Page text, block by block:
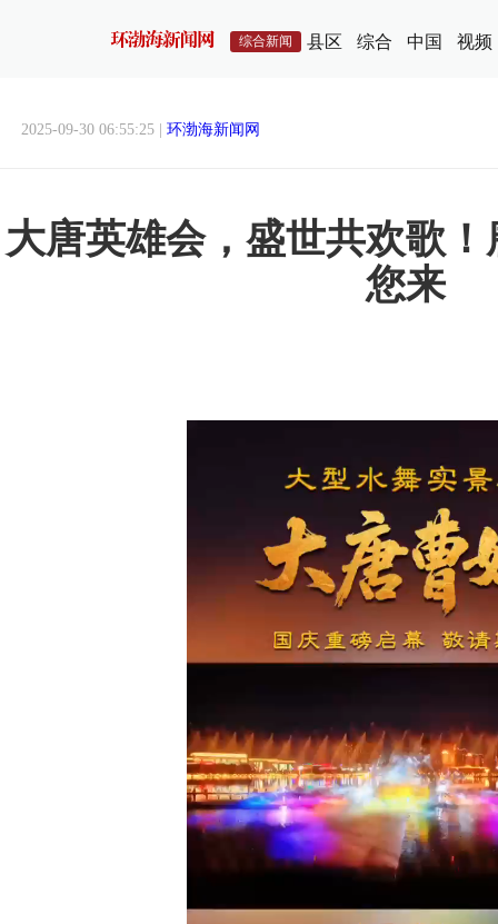
综合新闻 县区 综合 中国 视频
2025-09-30 06:55:25 | 环渤海新闻网
大唐英雄会，盛世共欢歌
您来